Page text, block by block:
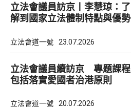
立法會議員訪京丨李慧琼：了
解到國家立法體制特點與優勢
立法會道一號 23.07.2026
立法會議員續訪京 專題課程
包括落實愛國者治港原則
立法會道一號 20.07.2026